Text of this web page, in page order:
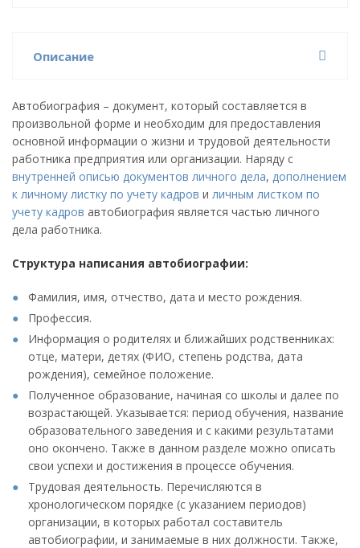
Описание
Автобиография – документ, который составляется в
произвольной форме и необходим для предоставления
основной информации о жизни и трудовой деятельности
работника предприятия или организации. Наряду с
внутренней описью документов личного дела, дополнением
к личному листку по учету кадров и личным листком по
учету кадров автобиография является частью личного
дела работника.
Структура написания автобиографии:
Фамилия, имя, отчество, дата и место рождения.
Профессия.
Информация о родителях и ближайших родственниках:
отце, матери, детях (ФИО, степень родства, дата
рождения), семейное положение.
Полученное образование, начиная со школы и далее по
возрастающей. Указывается: период обучения, название
образовательного заведения и с какими результатами
оно окончено. Также в данном разделе можно описать
свои успехи и достижения в процессе обучения.
Трудовая деятельность. Перечисляются в
хронологическом порядке (с указанием периодов)
организации, в которых работал составитель
автобиографии, и занимаемые в них должности. Также,